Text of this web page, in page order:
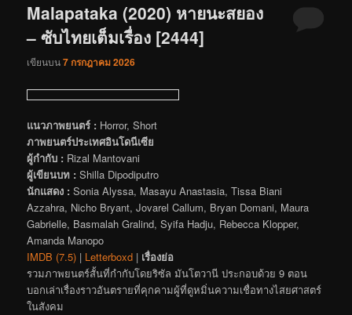
Malapataka (2020) หายนะสยอง
– ซับไทยเต็มเรื่อง [2444]
เขียนบน7 กรกฎาคม 2026
แนวภาพยนตร์ : Horror, Short
ภาพยนตร์ประเทศอินโดนีเซีย
ผู้กำกับ : Rizal Mantovani
ผู้เขียนบท : Shilla Dipodiputro
นักแสดง : Sonia Alyssa, Masayu Anastasia, Tissa Biani
Azzahra, Nicho Bryant, Jovarel Callum, Bryan Domani, Maura
Gabrielle, Basmalah Gralind, Syifa Hadju, Rebecca Klopper,
Amanda Manopo
IMDB (7.5) | Letterboxd | เรื่องย่อ
รวมภาพยนตร์สั้นที่กำกับโดยริซัล มันโตวานี ประกอบด้วย 9 ตอน
บอกเล่าเรื่องราวอันตรายที่คุกคามผู้ที่ดูหมิ่นความเชื่อทางไสยศาสตร์
ในสังคม